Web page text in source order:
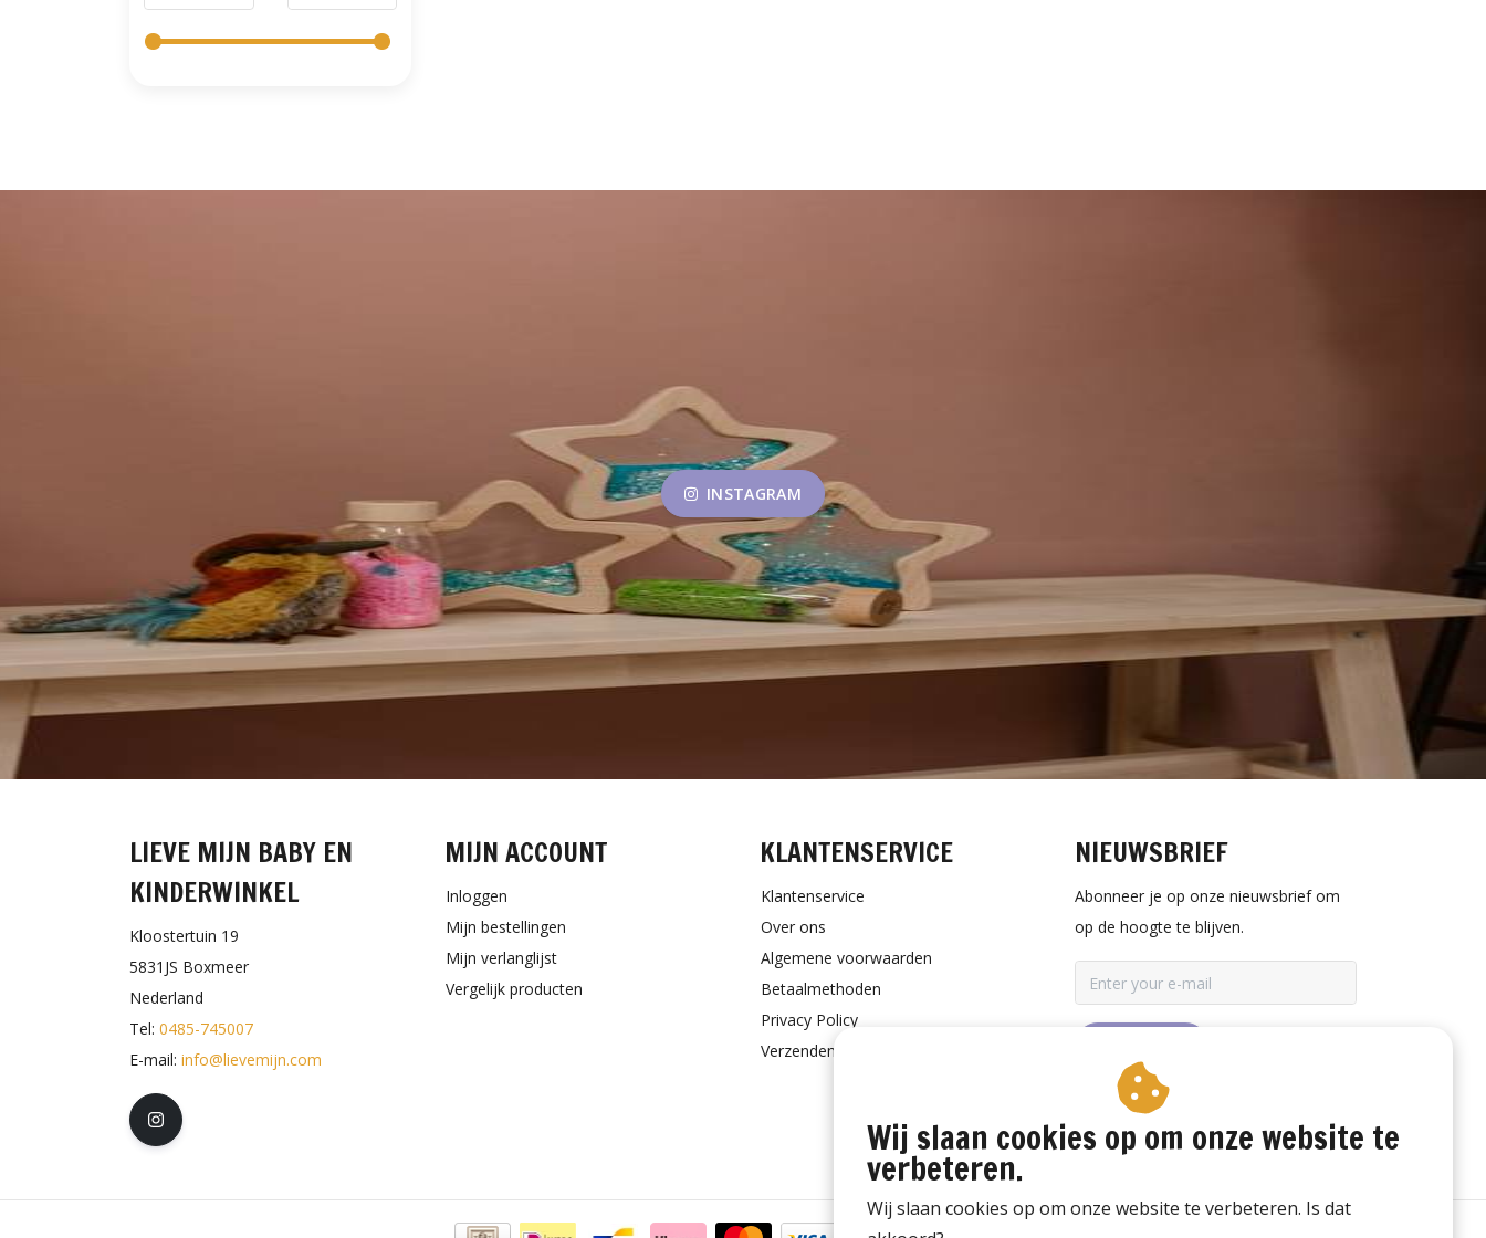
INSTAGRAM
LIEVE MIJN BABY EN
KINDERWINKEL
Kloostertuin 19
5831JS Boxmeer
Nederland
Tel: 0485-745007
E-mail: info@lievemijn.com
MIJN ACCOUNT
Inloggen
Mijn bestellingen
Mijn verlanglijst
Vergelijk producten
KLANTENSERVICE
Klantenservice
Over ons
Algemene voorwaarden
Betaalmethoden
Privacy Policy
Verzenden & retourneren
NIEUWSBRIEF
Abonneer je op onze nieuwsbrief om
op de hoogte te blijven.
Wij slaan cookies op om onze website te
verbeteren.
Wij slaan cookies op om onze website te verbeteren. Is dat